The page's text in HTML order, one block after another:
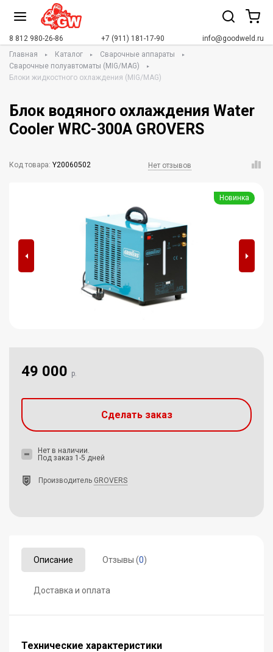
8 812 980-26-86 +7 (911) 181-17-90
info@goodweld.ru
Главная
Каталог
Сварочные аппараты
Сварочные полуавтоматы (MIG/MAG)
Блоки жидкостного охлаждения (MIG/MAG)
Блок водяного охлаждения Water
Cooler WRC-300A GROVERS
Код товара: Y20060502 Нет отзывов
Новинка
Описание Отзывы (0)
Доставка и оплата
Технические характеристики
49 000 р.
Сделать заказ
Нет в наличии.
Под заказ 1-5 дней
Производитель GROVERS